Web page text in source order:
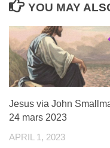
YOU MAY
Jesus via John
24 mars 2023
APRIL 1, 2023